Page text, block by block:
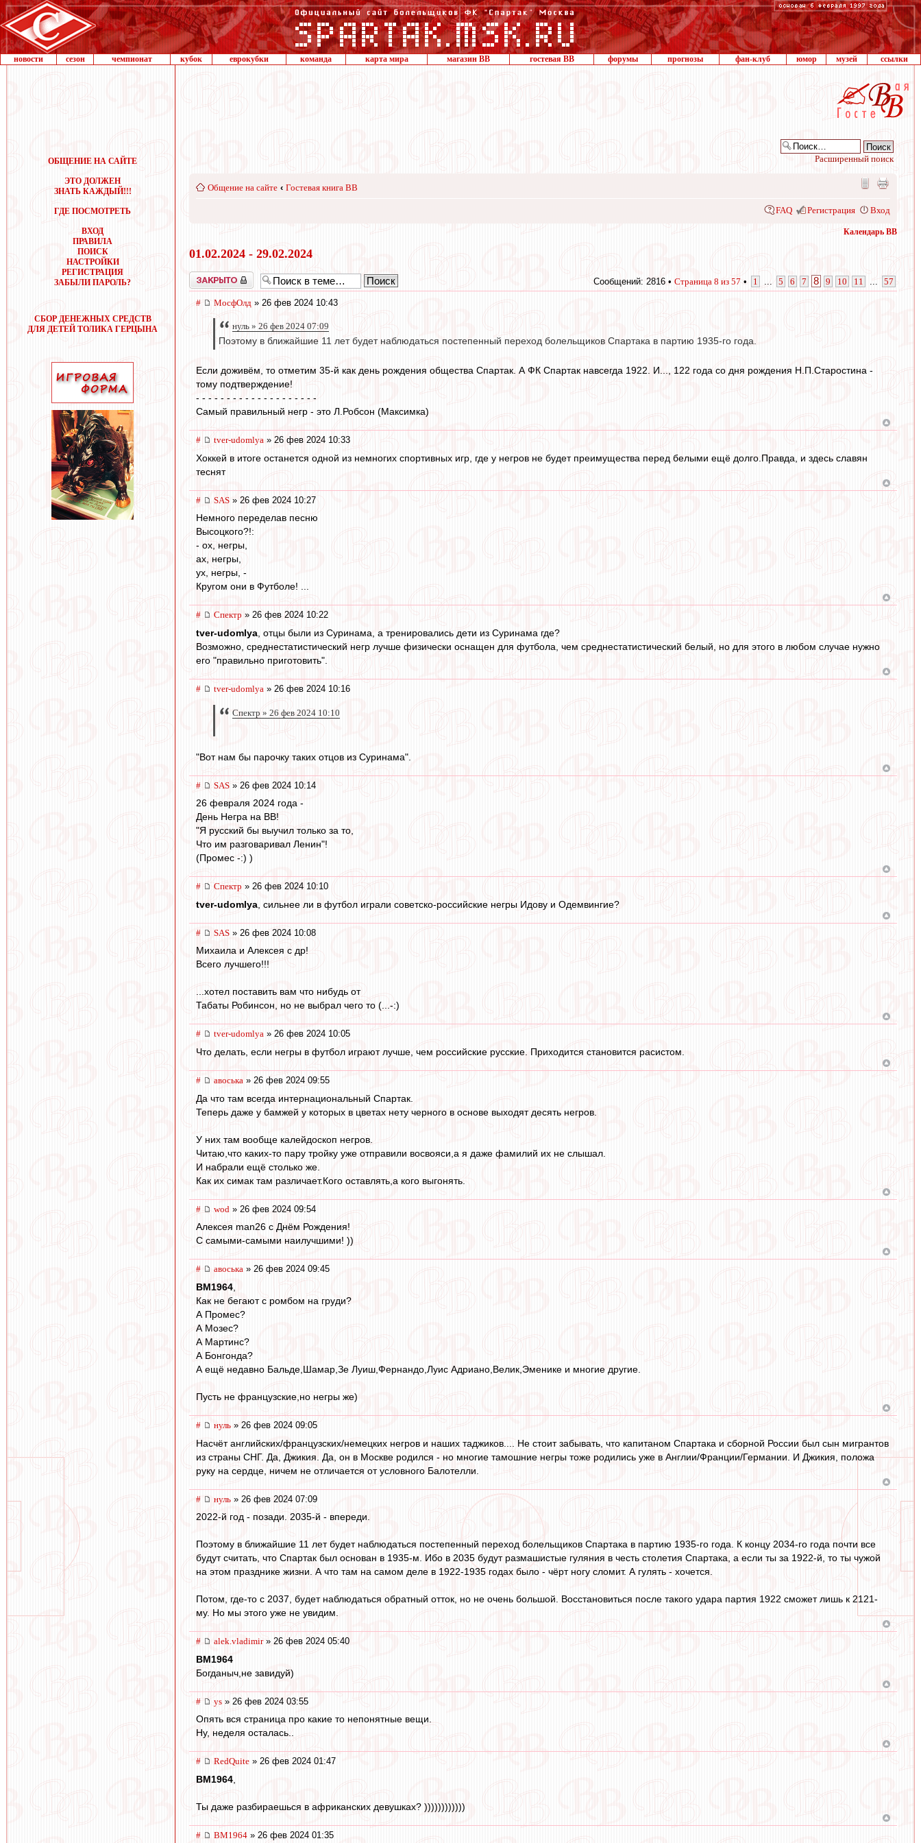
новости сезон чемпионат кубок еврокубки команда карта мира магазин ВВ гостевая ВВ форумы прогнозы фан-клуб юмор музей ссылки
ОБЩЕНИЕ НА САЙТЕ
ЭТО ДОЛЖЕН
ЗНАТЬ КАЖДЫЙ!!!
ГДЕ ПОСМОТРЕТЬ
ВХОД
ПРАВИЛА
ПОИСК
НАСТРОЙКИ
РЕГИСТРАЦИЯ
ЗАБЫЛИ ПАРОЛЬ?
СБОР ДЕНЕЖНЫХ СРЕДСТВ
ДЛЯ ДЕТЕЙ ТОЛИКА ГЕРЦЫНА
Расширенный поиск
Общение на сайте ‹ Гостевая книга ВВ
FAQ Регистрация Вход
Календарь ВВ
01.02.2024 - 29.02.2024
Закрыто Сообщений: 2816 • Страница 8 из 57 • 1 5 6 7 8 9 10 11 57
# МосфОлд » 26 фев 2024 10:43
нуль » 26 фев 2024 07:09
Поэтому в ближайшие 11 лет будет наблюдаться постепенный переход болельщиков Спартака в партию 1935-го года.
Если доживём, то отметим 35-й как день рождения общества Спартак. А ФК Спартак навсегда 1922. И..., 122 года со дня рождения Н.П.Старостина -
тому подтверждение!
- - - - - - - - - - - - - - - - - - - -
Самый правильный негр - это Л.Робсон (Максимка)
# tver-udomlya » 26 фев 2024 10:33
Хоккей в итоге останется одной из немногих спортивных игр, где у негров не будет преимущества перед белыми ещё долго.Правда, и здесь славян
теснят
# SAS » 26 фев 2024 10:27
Немного переделав песню
Высоцкого?!:
- ох, негры,
ах, негры,
ух, негры, -
Кругом они в Футболе! ...
# Спектр » 26 фев 2024 10:22
tver-udomlya , отцы были из Суринама, а тренировались дети из Суринама где?
Возможно, среднестатистический негр лучше физически оснащен для футбола, чем среднестатистический белый, но для этого в любом случае нужно
его "правильно приготовить".
# tver-udomlya » 26 фев 2024 10:16
Спектр » 26 фев 2024 10:10
"Вот нам бы парочку таких отцов из Суринама".
# SAS » 26 фев 2024 10:14
26 февраля 2024 года -
День Негра на ВВ!
"Я русский бы выучил только за то,
Что им разговаривал Ленин"!
(Промес -:) )
# Спектр » 26 фев 2024 10:10
tver-udomlya , сильнее ли в футбол играли советско-российские негры Идову и Одемвингие?
# SAS » 26 фев 2024 10:08
Михаила и Алексея с др!
Всего лучшего!!!
...хотел поставить вам что нибудь от
Табаты Робинсон, но не выбрал чего то (...-:)
# tver-udomlya » 26 фев 2024 10:05
Что делать, если негры в футбол играют лучше, чем российские русские. Приходится становится расистом.
# авоська » 26 фев 2024 09:55
Да что там всегда интернациональный Спартак.
Теперь даже у бамжей у которых в цветах нету черного в основе выходят десять негров.
У них там вообще калейдоскоп негров.
Читаю,что каких-то пару тройку уже отправили восвояси,а я даже фамилий их не слышал.
И набрали ещё столько же.
Как их симак там различает.Кого оставлять,а кого выгонять.
# wod » 26 фев 2024 09:54
Алексея man26 с Днём Рождения!
С самыми-самыми наилучшими! ))
# авоська » 26 фев 2024 09:45
BM1964
Как не бегают с ромбом на груди?
А Промес?
А Мозес?
А Мартинс?
А Бонгонда?
А ещё недавно Бальде,Шамар,Зе Луиш,Фернандо,Луис Адриано,Велик,Эменике и многие другие.
Пусть не французские,но негры же)
# нуль » 26 фев 2024 09:05
Насчёт английских/французских/немецких негров и наших таджиков.... Не стоит забывать, что капитаном Спартака и сборной России был сын мигрантов
из страны СНГ. Да, Джикия. Да, он в Москве родился - но многие тамошние негры тоже родились уже в Англии/Франции/Германии. И Джикия, положа
руку на сердце, ничем не отличается от условного Балотелли.
# нуль » 26 фев 2024 07:09
2022-й год - позади. 2035-й - впереди.
Поэтому в ближайшие 11 лет будет наблюдаться постепенный переход болельщиков Спартака в партию 1935-го года. К концу 2034-го года почти все
будут считать, что Спартак был основан в 1935-м. Ибо в 2035 будут размашистые гуляния в честь столетия Спартака, а если ты за 1922-й, то ты чужой
на этом празднике жизни. А что там на самом деле в 1922-1935 годах было - чёрт ногу сломит. А гулять - хочется.
Потом, где-то с 2037, будет наблюдаться обратный отток, но не очень большой. Восстановиться после такого удара партия 1922 сможет лишь к 2121-
му. Но мы этого уже не увидим.
# alek.vladimir» 26 фев 2024 05:40
BM1964
Богданыч,не завидуй)
# ys » 26 фев 2024 03:55
Опять вся страница про какие то непонятные вещи.
Ну, неделя осталась..
# RedQuite » 26 фев 2024 01:47
BM1964
Ты даже разбираешься в африканских девушках? ))))))))))))
# BM1964 » 26 фев 2024 01:35